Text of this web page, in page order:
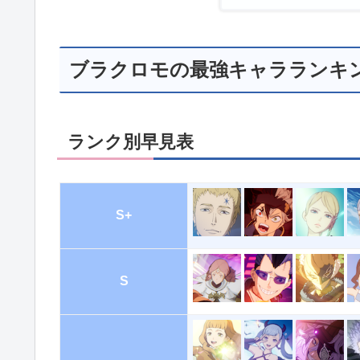
ブラクロモの最強キャラランキ
ランク別早見表
S+
S